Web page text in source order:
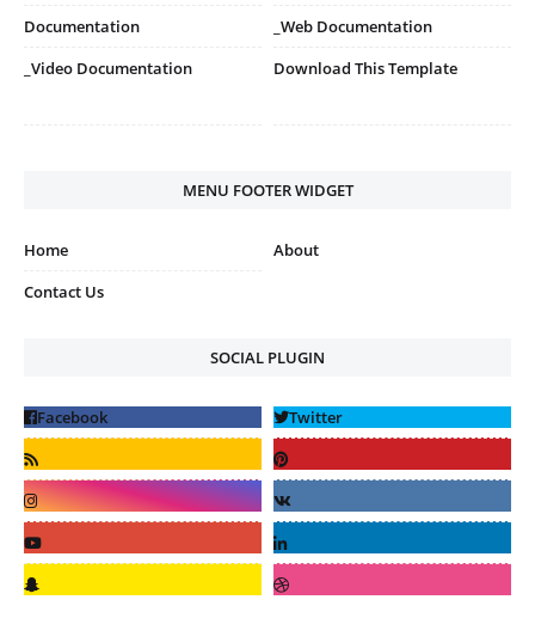
Documentation
_Web Documentation
_Video Documentation
Download This Template
MENU FOOTER WIDGET
Home
About
Contact Us
SOCIAL PLUGIN